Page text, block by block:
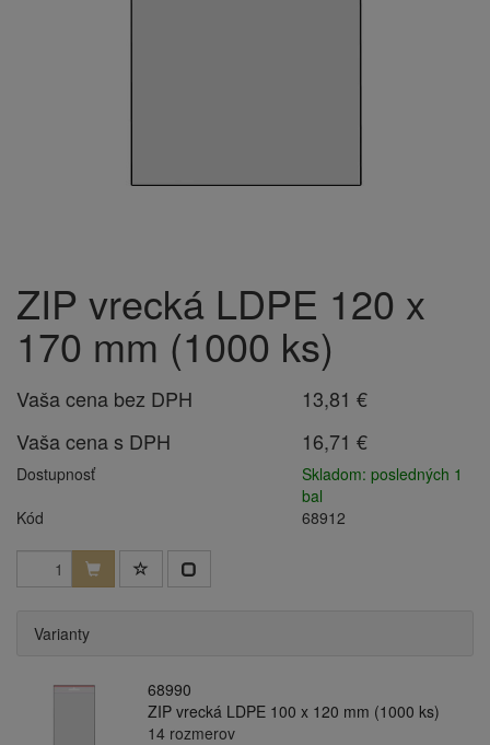
ZIP vrecká LDPE 120 x
170 mm (1000 ks)
Vaša cena bez DPH
13,81 €
Vaša cena s DPH
16,71 €
Dostupnosť
Skladom: posledných 1
bal
Kód
68912
Varianty
68990
ZIP vrecká LDPE 100 x 120 mm (1000 ks)
14 rozmerov